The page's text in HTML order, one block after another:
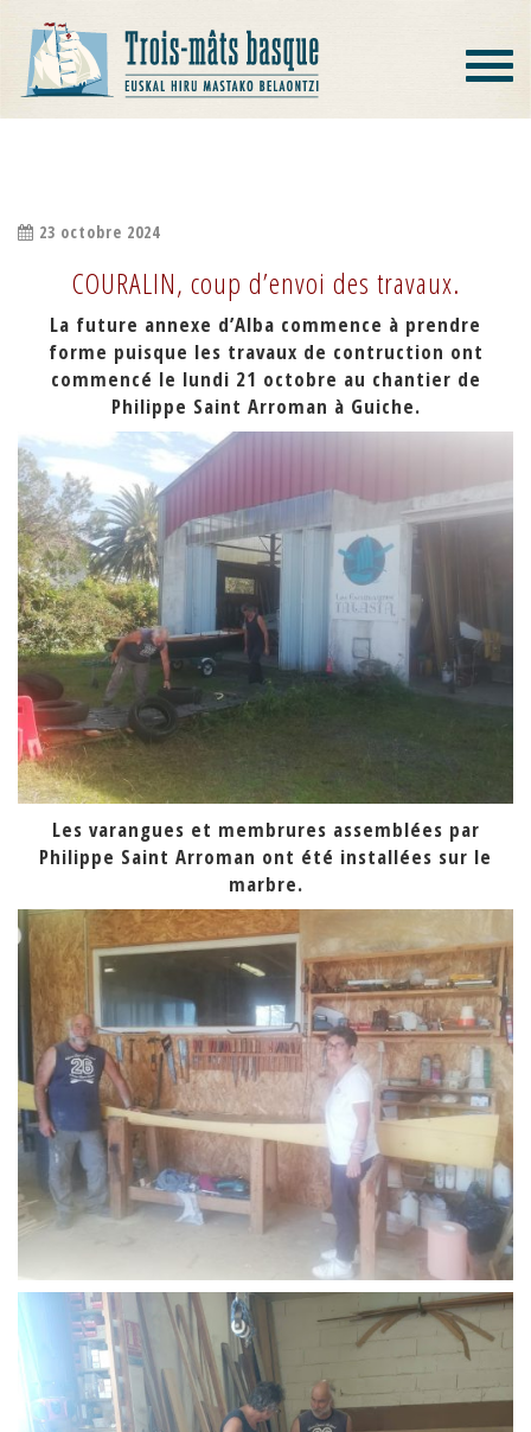
Toggle
23 octobre 2024
COURALIN, coup d’envoi des travaux.
La future annexe d’Alba commence à prendre
forme puisque les travaux de contruction ont
commencé le lundi 21 octobre au chantier de
Philippe Saint Arroman à Guiche.
Les varangues et membrures assemblées par
Philippe Saint Arroman ont été installées sur le
marbre.